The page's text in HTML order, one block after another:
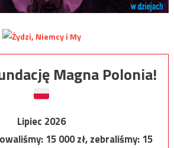
Magna Polonia!
Lipiec 2026
15 000zł, zebraliśmy:15